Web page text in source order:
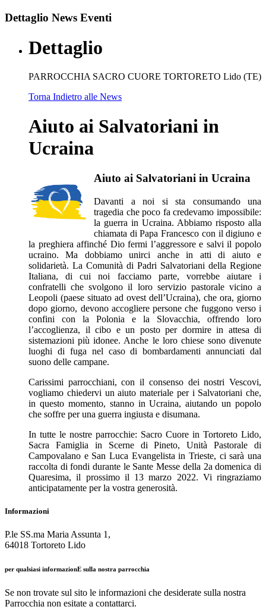
Dettaglio News Eventi
Dettaglio
PARROCCHIA SACRO CUORE TORTORETO Lido (TE)
Torna Indietro alle News
Aiuto ai Salvatoriani in
Ucraina
Aiuto ai Salvatoriani in Ucraina
Davanti a noi si sta consumando una
tragedia che poco fa credevamo impossibile:
la guerra in Ucraina. Abbiamo risposto alla
chiamata di Papa Francesco con il digiuno e
la preghiera affinché Dio fermi l’aggressore e salvi il popolo
ucraino. Ma dobbiamo unirci anche in atti di aiuto e
solidarietà. La Comunità di Padri Salvatoriani della Regione
Italiana, di cui noi facciamo parte, vorrebbe aiutare i
confratelli che svolgono il loro servizio pastorale vicino a
Leopoli (paese situato ad ovest dell’Ucraina), che ora, giorno
dopo giorno, devono accogliere persone che fuggono verso i
confini con la Polonia e la Slovacchia, offrendo loro
l’accoglienza, il cibo e un posto per dormire in attesa di
sistemazioni più idonee. Anche le loro chiese sono divenute
luoghi di fuga nel caso di bombardamenti annunciati dal
suono delle campane.
Carissimi parrocchiani, con il consenso dei nostri Vescovi,
vogliamo chiedervi un aiuto materiale per i Salvatoriani che,
in questo momento, stanno in Ucraina, aiutando un popolo
che soffre per una guerra ingiusta e disumana.
In tutte le nostre parrocchie: Sacro Cuore in Tortoreto Lido,
Sacra Famiglia in Scerne di Pineto, Unità Pastorale di
Campovalano e San Luca Evangelista in Trieste, ci sarà una
raccolta di fondi durante le Sante Messe della 2a domenica di
Quaresima, il prossimo il 13 marzo 2022. Vi ringraziamo
anticipatamente per la vostra generosità.
Informazioni
P.le SS.ma Maria Assunta 1,
64018 Tortoreto Lido
per qualsiasi informazionE sulla nostra parrocchia
Se non trovate sul sito le informazioni che desiderate sulla nostra
Parrocchia non esitate a contattarci.